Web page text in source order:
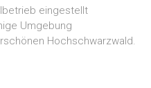
eingestellt
Umgebung
Hochschwarzwald.